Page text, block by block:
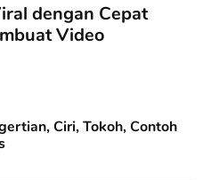
dengan Cepat
Video
Ciri, Tokoh, Contoh